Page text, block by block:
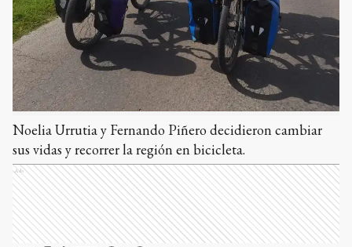
Noelia Urrutia y Fernando Piñero decidieron cambiar
sus vidas y recorrer la región en bicicleta.
Ads